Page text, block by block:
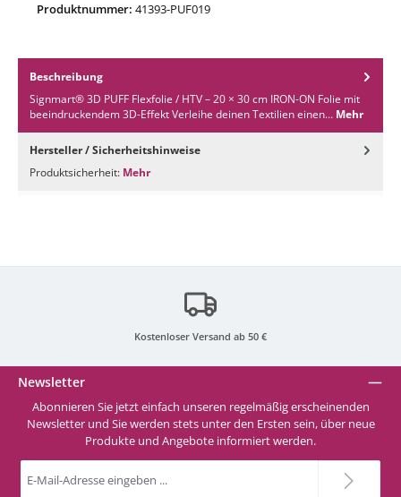
Produktnummer: 41393-PUF019
Beschreibung
Signmart® 3D PUFF Flexfolie / HTV – 20 × 30 cm IRON-ON Folie mit
beeindruckendem 3D-Effekt Verleihe deinen Textilien einen… Mehr
Hersteller / Sicherheitshinweise
Produktsicherheit: Mehr
Kostenloser Versand ab 50 €
Newsletter
Abonnieren Sie jetzt einfach unseren regelmäßig erscheinenden
Newsletter und Sie werden stets unter den Ersten sein, über neue
Produkte und Angebote informiert werden.
Mail-